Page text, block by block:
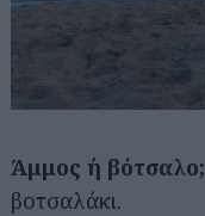
Άμμος ή βότσαλο;
βοτσαλάκι.